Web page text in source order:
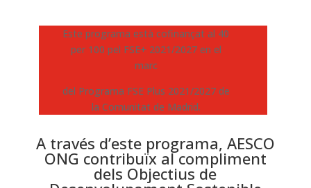
Este programa està cofinançat al 40
per 100 pel FSE+ 2021/2027 en el
marc
del Programa FSE Plus 2021/2027 de
la Comunitat de Madrid.
A través d’este programa, AESCO
ONG contribuïx al compliment
dels Objectius de